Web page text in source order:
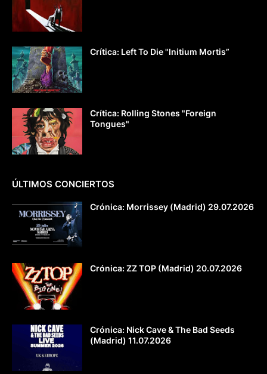
Crítica: Left To Die "Initium Mortis”
Crítica: Rolling Stones "Foreign
Tongues"
ÚLTIMOS CONCIERTOS
Crónica: Morrissey (Madrid) 29.07.2026
Crónica: ZZ TOP (Madrid) 20.07.2026
Crónica: Nick Cave & The Bad Seeds
(Madrid) 11.07.2026